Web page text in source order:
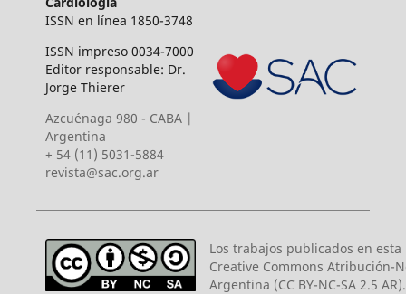
ISSN en línea 1850-3748
ISSN impreso 0034-7000
Editor responsable: Dr.
Jorge Thierer
Azcuénaga 980 - CABA |
Argentina
+ 54 (11) 5031-5884
revista@sac.org.ar
Los trabajos publicados en
Creative Commons Atribución-
Argentina (CC BY-NC-SA 2.5 AR).